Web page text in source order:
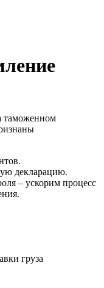
таможенном
декларацию.
– ускорим процесс
груза